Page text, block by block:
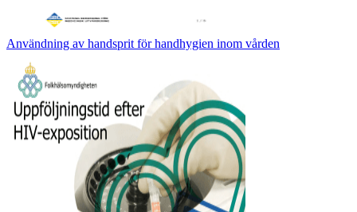
Användning av handsprit för handhygien inom vården